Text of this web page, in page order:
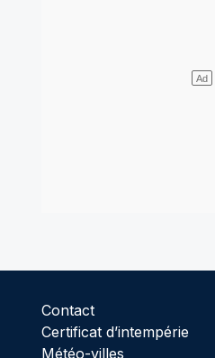
Contact
Certificat d’intempérie
Météo-villes